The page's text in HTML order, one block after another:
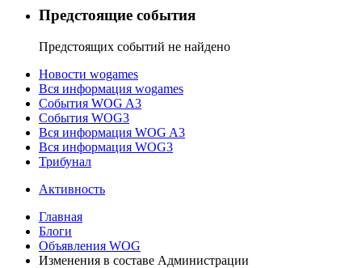
Предстоящие события
Предстоящих событий не найдено
Новости wogames
Вся информация wogames
События WOG A3
События WOG3
Вся информация WOG A3
Вся информация WOG3
Трибунал
Активность
Главная
Блоги
Объявления WOG
Изменения в составе Администрации